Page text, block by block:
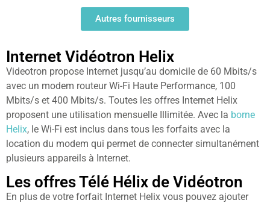
Autres fournisseurs
Internet Vidéotron Helix
Videotron propose Internet jusqu’au domicile de 60 Mbits/s
avec un modem routeur Wi-Fi Haute Performance, 100
Mbits/s et 400 Mbits/s. Toutes les offres Internet Helix
proposent une utilisation mensuelle Illimitée. Avec la borne
Helix, le Wi-Fi est inclus dans tous les forfaits avec la
location du modem qui permet de connecter simultanément
plusieurs appareils à Internet.
Les offres Télé Hélix de Vidéotron
En plus de votre forfait Internet Helix vous pouvez ajouter